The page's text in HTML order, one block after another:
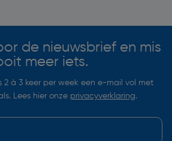
de nieuwsbrief en mis
meer iets.
à 3 keer per week een e-mail vol met
Lees hier onze privacyverklaring.